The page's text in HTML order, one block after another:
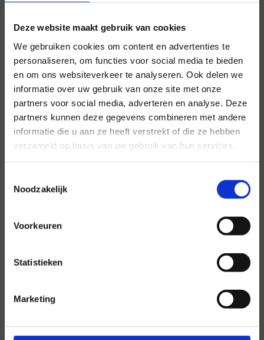
Deze website maakt gebruik van cookies
We gebruiken cookies om content en advertenties te
personaliseren, om functies voor social media te bieden
en om ons websiteverkeer te analyseren. Ook delen we
informatie over uw gebruik van onze site met onze
partners voor social media, adverteren en analyse. Deze
partners kunnen deze gegevens combineren met andere
informatie die u aan ze heeft verstrekt of die ze hebben
verzameld op basis van uw gebruik van hun services.
Noodzakelijk
Voorkeuren
Statistieken
Marketing
Voor al uw evenementen en
partijen
Lees verder